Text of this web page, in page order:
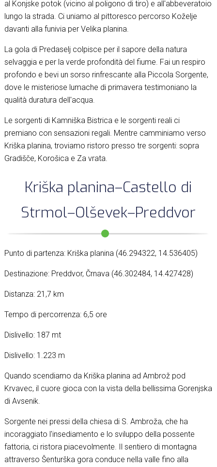
al Konjske potok (vicino al poligono di tiro) e all'abbeveratoio
lungo la strada. Ci uniamo al pittoresco percorso Koželje
davanti alla funivia per Velika planina.
La gola di Predaselj colpisce per il sapore della natura
selvaggia e per la verde profondità del fiume. Fai un respiro
profondo e bevi un sorso rinfrescante alla Piccola Sorgente,
dove le misteriose lumache di primavera testimoniano la
qualità duratura dell'acqua.
Le sorgenti di Kamniška Bistrica e le sorgenti reali ci
premiano con sensazioni regali. Mentre camminiamo verso
Kriška planina, troviamo ristoro presso tre sorgenti: sopra
Gradišče, Korošica e Za vrata.
Kriška planina–Castello di
Strmol–Olševek–Preddvor
Punto di partenza: Kriška planina (46.294322, 14.536405)
Destinazione: Preddvor, Črnava (46.302484, 14.427428)
Distanza: 21,7 km
Tempo di percorrenza: 6,5 ore
Dislivello: 187 mt
Dislivello: 1.223 m
Quando scendiamo da Kriška planina ad Ambrož pod
Krvavec, il cuore gioca con la vista della bellissima Gorenjska
di Avsenik.
Sorgente nei pressi della chiesa di S. Ambroža, che ha
incoraggiato l'insediamento e lo sviluppo della possente
fattoria, ci ristora piacevolmente. Il sentiero di montagna
attraverso Šenturška gora conduce nella valle fino alla